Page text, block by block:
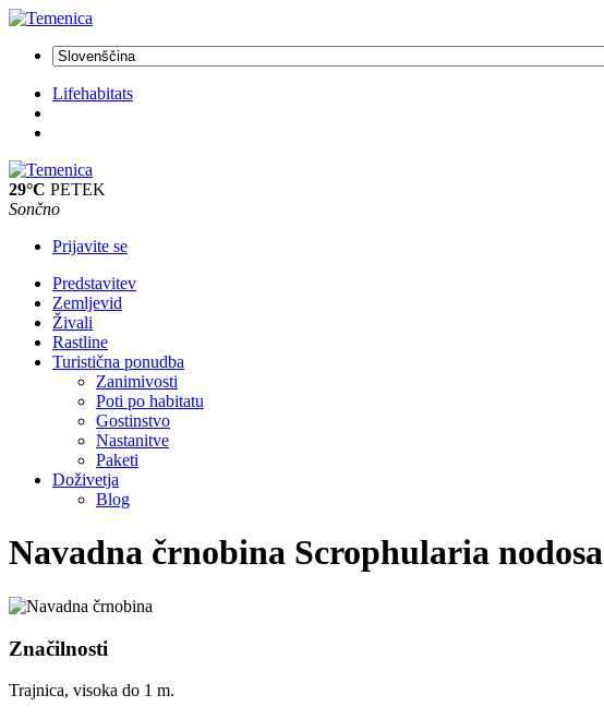
Lifehabitats
29°C PETEK
Sončno
Prijavite se
Predstavitev
Zemljevid
Živali
Rastline
Turistična ponudba
Zanimivosti
Poti po habitatu
Gostinstvo
Nastanitve
Paketi
Doživetja
Blog
Navadna črnobina Scrophularia nodosa
Značilnosti
Trajnica, visoka do 1 m.